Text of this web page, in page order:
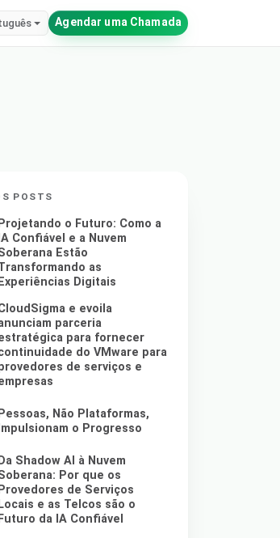
Agendar uma Chamada
POSTS
Projetando o Futuro: Como a
IA Confiável e a Nuvem
Estão
as
Experiências Digitais
e evoila
parceria
para fornecer
do VMware para
de serviços e
Pessoas, Não Plataformas,
Impulsionam o Progresso
Da Shadow AI à Nuvem
Por que os
Provedores de Serviços
Locais e as Telcos são o
Futuro da IA Confiável